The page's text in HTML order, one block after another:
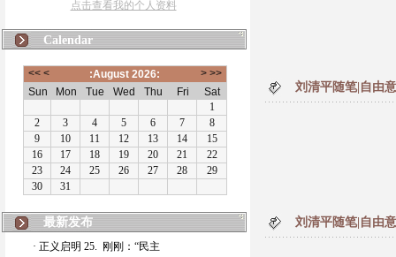
点击查看我的个人资料
Calendar
最新发布
· 正义启明 25. 刚刚：“民主
刘清平随笔|自由
刘清平随笔|自由